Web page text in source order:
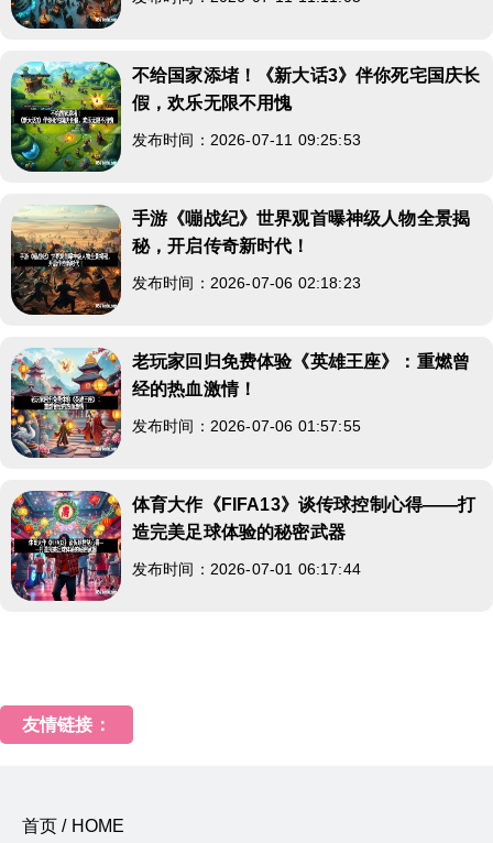
不给国家添堵！《新大话3》伴你死宅国庆长
假，欢乐无限不用愧
发布时间：2026-07-11 09:25:53
手游《嘣战纪》世界观首曝神级人物全景揭
秘，开启传奇新时代！
发布时间：2026-07-06 02:18:23
老玩家回归免费体验《英雄王座》：重燃曾
经的热血激情！
发布时间：2026-07-06 01:57:55
体育大作《FIFA13》谈传球控制心得——打
造完美足球体验的秘密武器
发布时间：2026-07-01 06:17:44
友情链接：
首页 / HOME